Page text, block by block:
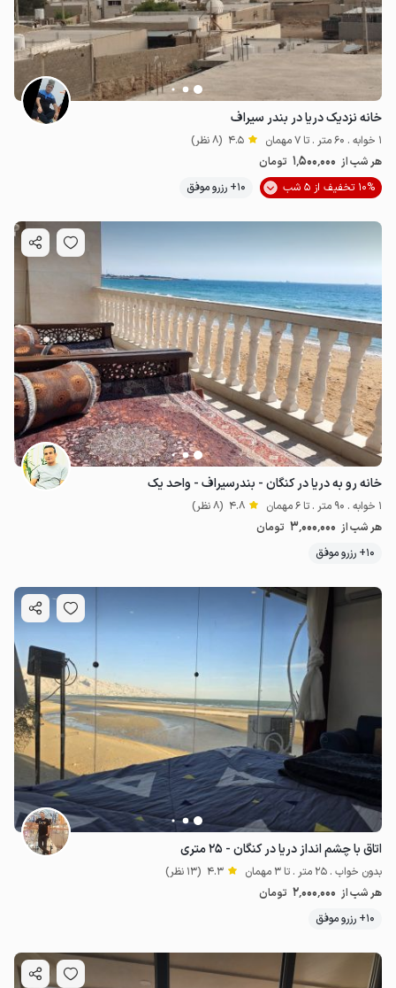
2میلیون ت 4.3
خانه نزدیک دریا در بندر سیراف
1 خوابه . 60 متر . تا 7 مهمان 4.5 (8 نظر)
هر شب از 1٬500٬000 تومان
10% تخفیف از 5 شب
10+ رزرو موفق
خانه رو به دریا در کنگان - بندرسیراف - واحد یک
1 خوابه . 90 متر . تا 6 مهمان 4.8 (8 نظر)
هر شب از 3٬000٬000 تومان
10+ رزرو موفق
اتاق با چشم انداز دریا در کنگان - ۲۵ متری
بدون خواب . 25 متر . تا 3 مهمان 4.3 (13 نظر)
هر شب از 2٬000٬000 تومان
10+ رزرو موفق